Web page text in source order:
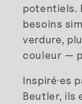
potentiels.
besoins
verdure,
couleur —
Inspiré·es
Beutler, ils